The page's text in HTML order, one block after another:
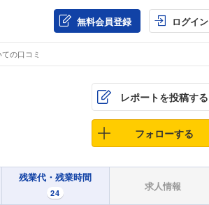
無料会員登録 ログイン
の口コミ
レポートを投稿する
フォローする
残業代・残業時間
24
求人情報